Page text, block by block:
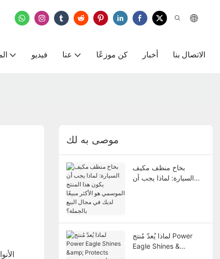
فيديو عنا كن موزعًا أخبار الاتصال بنا
موصى به لك
بخاخ منظف مكيف
السيارة: لماذا يجب أن
لماذا يُعدّ مُنتج Power
Eagle Shines &